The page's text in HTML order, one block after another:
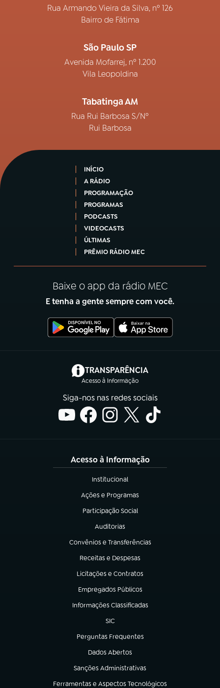
Rua Armando Vieira da Silva, nº 126
Bairro de Fátima
São Paulo SP
Avenida Mofarrej, nº 1.200
Vila Leopoldina
Tabatinga AM
Rua Rui Barbosa S/Nº
Rui Barbosa
INÍCIO
A RÁDIO
PROGRAMAÇÃO
PROGRAMAS
PODCASTS
VIDEOCASTS
ÚLTIMAS
PRÊMIO RÁDIO MEC
Baixe o app da rádio MEC
E tenha a gente sempre com você.
TRANSPARÊNCIA
Acesso à Informação
(abre em nova aba)
Siga-nos nas redes sociais
Acesso à Informação
Institucional
(abre em nova aba)
Ações e Programas
(abre em nova aba)
Participação Social
(abre em nova aba)
Auditorias
(abre em nova aba)
Convênios e Transferências
(abre em nova aba)
Receitas e Despesas
(abre em nova aba)
Licitações e Contratos
(abre em nova aba)
Empregados Públicos
(abre em nova aba)
Informações Classificadas
(abre em nova aba)
SIC
(abre em nova aba)
Perguntas Frequentes
(abre em nova aba)
Dados Abertos
(abre em nova aba)
Sanções Administrativas
(abre em nova aba)
Ferramentas e Aspectos Tecnológicos